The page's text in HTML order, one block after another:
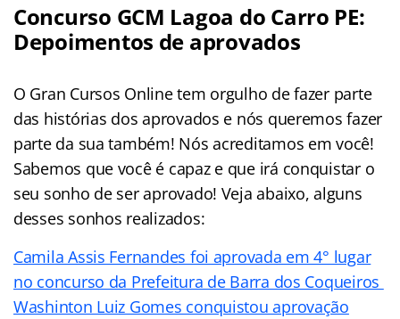
Concurso GCM Lagoa do Carro PE:
Depoimentos de aprovados
O Gran Cursos Online tem orgulho de fazer parte
das histórias dos aprovados e nós queremos fazer
parte da sua também! Nós acreditamos em você!
Sabemos que você é capaz e que irá conquistar o
seu sonho de ser aprovado! Veja abaixo, alguns
desses sonhos realizados:
Camila Assis Fernandes foi aprovada em 4° lugar
no concurso da Prefeitura de Barra dos Coqueiros
Washinton Luiz Gomes conquistou aprovação